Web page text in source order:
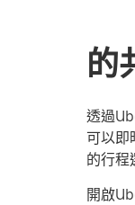
的
透過
可以即
的行程
開啟